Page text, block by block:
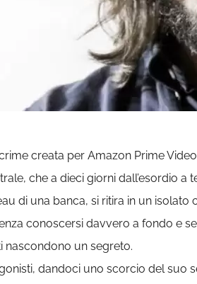
creata per Amazon Prime
che a dieci giorni dall’esordio
di una banca, si ritira in un
conoscersi davvero a fondo e
nascondono un segreto.
dandoci uno scorcio del suo